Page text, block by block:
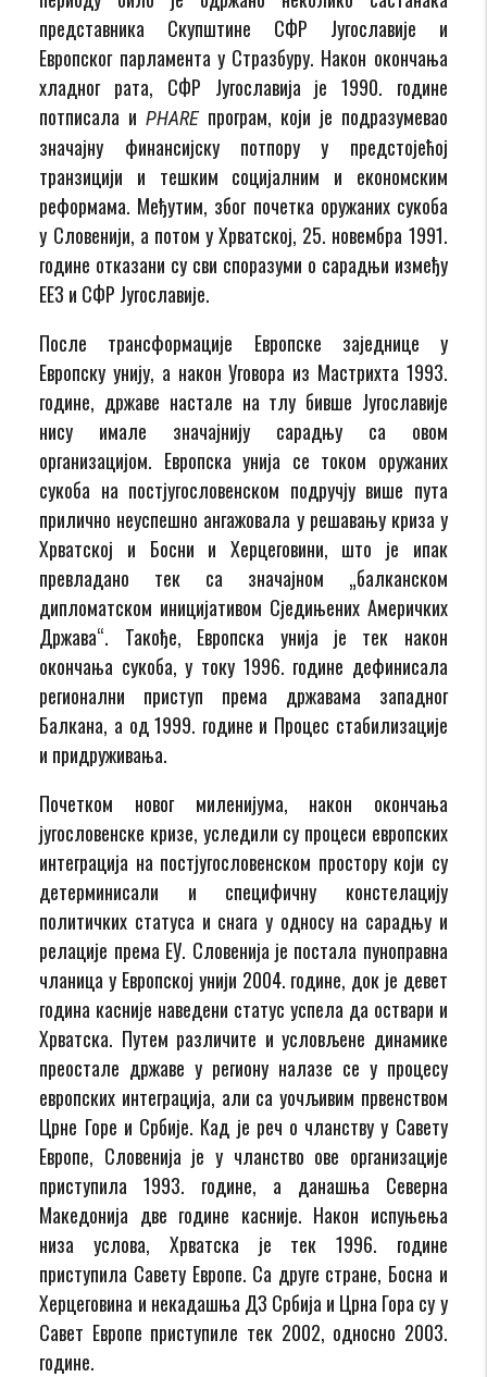
представника Скупштине СФР Југославије и
Европског парламента у Стразбуру. Након окончања
хладног рата, СФР Југославија је 1990. године
потписала иPHARE програм, који је подразумевао
значајну финансијску потпору у предстојећој
транзицији и тешким социјалним и економским
реформама. Међутим, због почетка оружаних сукоба
у Словенији, а потом у Хрватској, 25. новембра 1991.
године отказани су сви споразуми о сарадњи између
ЕЕЗ и СФР Југославије.
После трансформације Европске заједнице у
Европску унију, а након Уговора из Мастрихта 1993.
године, државе настале на тлу бивше Југославије
нису имале значајнију сарадњу са овом
организацијом. Европска унија се током оружаних
сукоба на постјугословенском подручју више пута
прилично неуспешно ангажовала у решавању криза у
Хрватској и Босни и Херцеговини, што је ипак
превладано тек са значајном „балканском
дипломатском иницијативом Сједињених Америчких
Држава“. Такође, Европска унија је тек након
окончања сукоба, у току 1996. године дефинисала
регионални приступ према државама западног
Балкана, а од 1999. године и Процес стабилизације
и придруживања.
Почетком новог миленијума, након окончања
југословенске кризе, уследили су процеси европских
интеграција на постјугословенском простору који су
детерминисали и специфичну констелацију
политичких статуса и снага у односу на сарадњу и
релације према ЕУ. Словенија је постала пуноправна
чланица у Европској унији 2004. године, док је девет
година касније наведени статус успела да оствари и
Хрватска. Путем различите и условљене динамике
преостале државе у региону налазе се у процесу
европских интеграција, али са уочљивим првенством
Црне Горе и Србије. Кад је реч о чланству у Савету
Европе, Словенија је у чланство ове организације
приступила 1993. године, а данашња Северна
Македонија две године касније. Након испуњења
низа услова, Хрватска је тек 1996. године
приступила Савету Европе. Са друге стране, Босна и
Херцеговина и некадашња ДЗ Србија и Црна Гора су у
Савет Европе приступиле тек 2002, односно 2003.
године.